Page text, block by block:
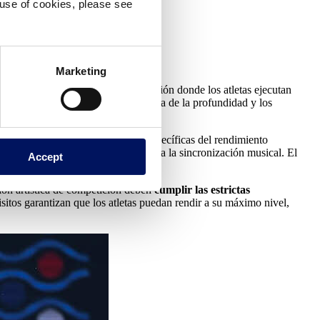
of cookies, please see
Marketing
Accept
sirven como lugares de actuación donde los atletas ejecutan
en la visibilidad, la consistencia de la profundidad y los
adaptarse a las necesidades específicas del rendimiento
acústicos especializados para la sincronización musical. El
artística de competición debencumplir las estrictas
garantizan que los atletas puedan rendir a su máximo nivel,